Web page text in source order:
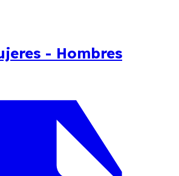
- Hombres